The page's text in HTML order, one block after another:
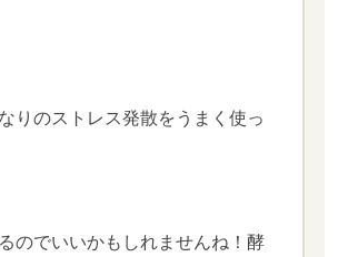
りのストレス発散をうまく使っ
のでいいかもしれませんね！酵